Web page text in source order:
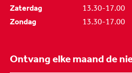
Zaterdag
13.30-17.00
Zondag
13.30-17.00
Ontvang elke maand de